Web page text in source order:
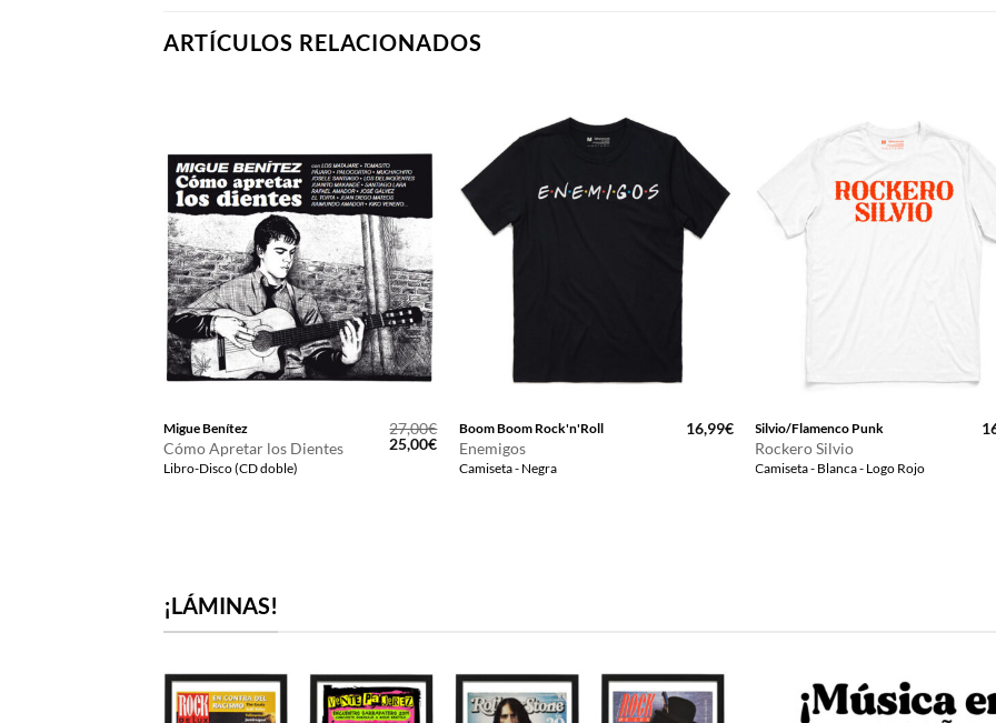
ARTÍCULOS RELACIONADOS
Migue Benítez
Cómo Apretar los Dientes
Libro-Disco (CD doble)
27,00€
El
precio
25,00€El
precio
actual
Boom Boom Rock'n'Roll
Enemigos
Camiseta - Negra
16,99€ Silvio/Flamenco Punk
Rockero Silvio
Camiseta - Blanca - Logo Rojo
¡LÁMINAS!